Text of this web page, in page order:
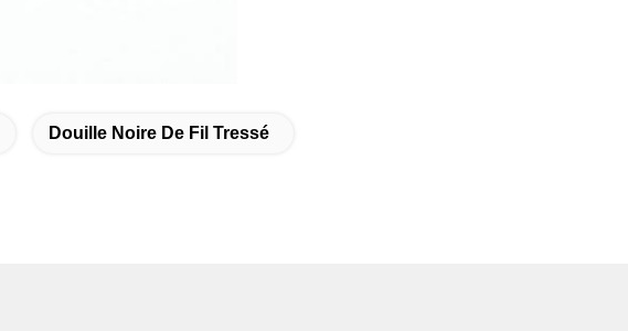
Douille Noire De Fil Tressé